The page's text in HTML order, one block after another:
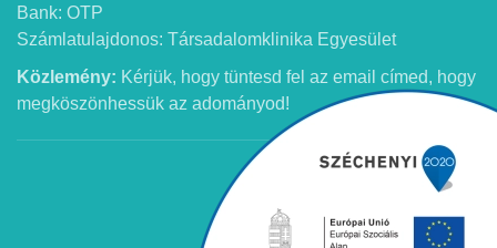
Bank: OTP
Számlatulajdonos: Társadalomklinika Egyesület
Közlemény: Kérjük, hogy tüntesd fel az email címed, hogy
megköszönhessük az adományod!